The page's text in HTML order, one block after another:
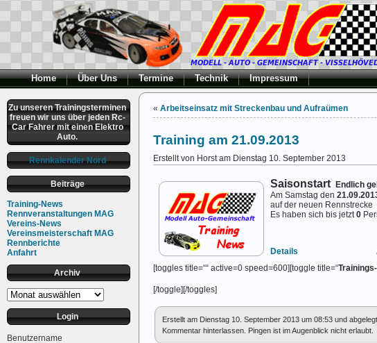
Home Über Uns Termine Technik Impressum
Zu unseren Trainingsterminen
freuen wir uns über jeden Rc-
Car Fahrer mit einen Elektro
Auto.
Rennkalender Nord
Beiträge
Training-News
Rennveranstaltungen MAG
Vereins-News
Vereinsmeisterschaft MAG
Rennberichte
Anfahrt
Archiv
Archiv
Login
Benutzername
« Arbeitseinsatz mit Streckenbau und Aufraümen
Training am 21.09.2013
Erstellt von Horst am Dienstag 10. September 2013
Saisonstart Endlich
Am Samstag den
auf der neuen Rennstrecke
Es haben sich bis jetzt0
Details
[toggles title=““ active=0 speed=600][toggle title=“
[/toggle][/toggles]
Erstellt am Dienstag 10. September 2013 um 08:53 und
Kommentar hinterlassen. Pingen ist im Augenblick nicht erlaubt.